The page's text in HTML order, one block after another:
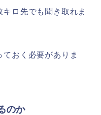
ロ先でも聞き取れま
おく必要がありま
のか